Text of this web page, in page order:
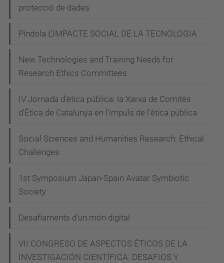
i
l
REPTES
ÈTICS
I
JURÍDICS
PLANTEJA
LA
INTEL·LIGÈNCIA
ARTIFICIAL?
30T18:30:00+02:00
2024-
protecció de dades
Píndola L’IMPACTE SOCIAL DE LA TECNOLOGIA
New Technologies and Training Needs for
Research Ethics Committees
IV Jornada d'ètica pública: la Xarxa de Comitès
d'Ètica de Catalunya en l'impuls de l'ètica pública
Social Sciences and Humanities Research: Ethical
Challenges
1st Symposium Japan-Spain Avatar Symbiotic
Society
Desafiaments d’un món digital
VII CONGRESO DE ASPECTOS ÉTICOS DE LA
INVESTIGACIÓN CIENTÍFICA: DESAFIOS Y